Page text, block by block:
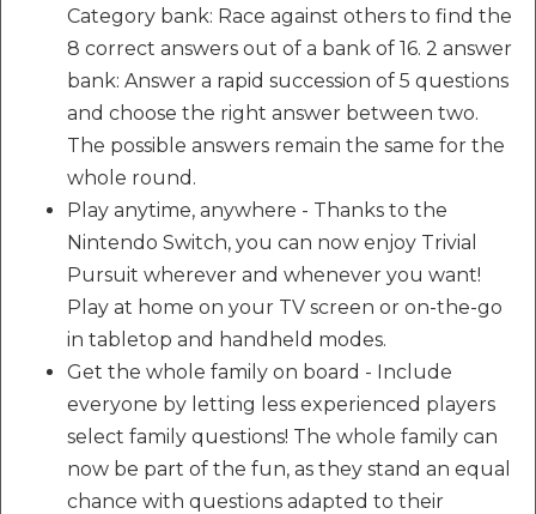
Category bank: Race against others to find the
8 correct answers out of a bank of 16. 2 answer
bank: Answer a rapid succession of 5 questions
and choose the right answer between two.
The possible answers remain the same for the
whole round.
Play anytime, anywhere - Thanks to the
Nintendo Switch, you can now enjoy Trivial
Pursuit wherever and whenever you want!
Play at home on your TV screen or on-the-go
in tabletop and handheld modes.
Get the whole family on board - Include
everyone by letting less experienced players
select family questions! The whole family can
now be part of the fun, as they stand an equal
chance with questions adapted to their